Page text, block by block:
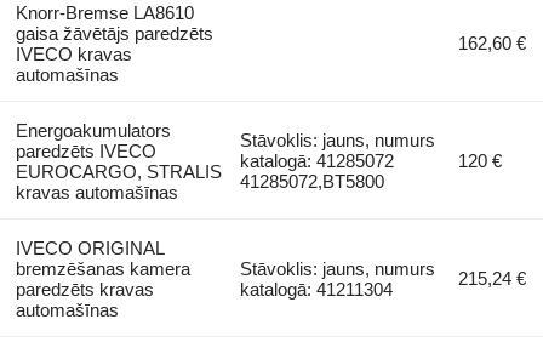
Knorr-Bremse LA8610
gaisa žāvētājs paredzēts
IVECO kravas
automašīnas
162,60 €
Energoakumulators
paredzēts IVECO
EUROCARGO, STRALIS
kravas automašīnas
Stāvoklis: jauns, numurs
katalogā: 41285072
41285072,BT5800
120 €
IVECO ORIGINAL
bremzēšanas kamera
paredzēts kravas
automašīnas
Stāvoklis: jauns, numurs
katalogā: 41211304
215,24 €